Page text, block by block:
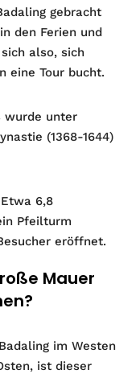
gebracht
den Ferien und
also, sich
eine Tour bucht.
wurde unter
(1368-1644)
6,8
Pfeilturm
eröffnet.
Mauer
im Westen
ist dieser